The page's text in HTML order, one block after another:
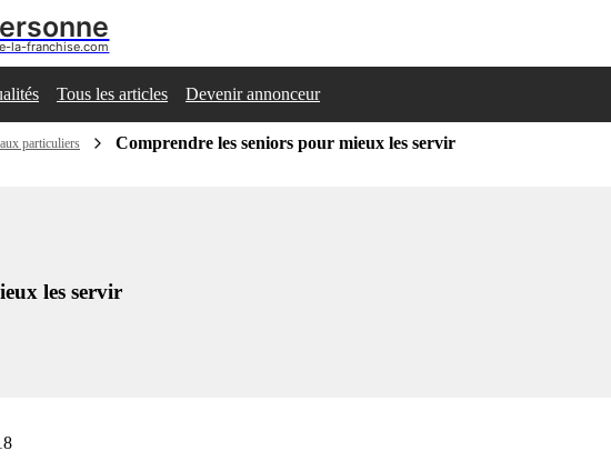
la-franchise.com
Tous les articles Devenir annonceur
particuliers Comprendre les seniors pour mieux les servir
les servir